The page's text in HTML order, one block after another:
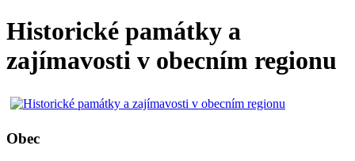
Historické památky a
zajímavosti v obecním regionu
Obec